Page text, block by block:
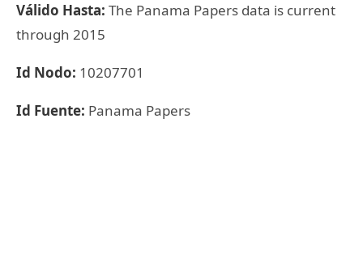
Válido Hasta: The Panama Papers data is current
through 2015
Id Nodo: 10207701
Id Fuente: Panama Papers